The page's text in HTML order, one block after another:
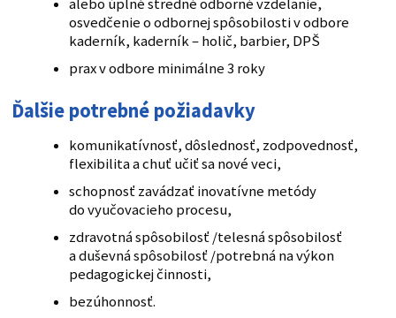
alebo úplné stredné odborné vzdelanie,
osvedčenie o odbornej spôsobilosti v odbore
kaderník, kaderník – holič, barbier, DPŠ
prax v odbore minimálne 3 roky
Ďalšie potrebné požiadavky
komunikatívnosť, dôslednosť, zodpovednosť,
flexibilita a chuť učiť sa nové veci,
schopnosť zavádzať inovatívne metódy
do vyučovacieho procesu,
zdravotná spôsobilosť /telesná spôsobilosť
a duševná spôsobilosť /potrebná na výkon
pedagogickej činnosti,
bezúhonnosť.